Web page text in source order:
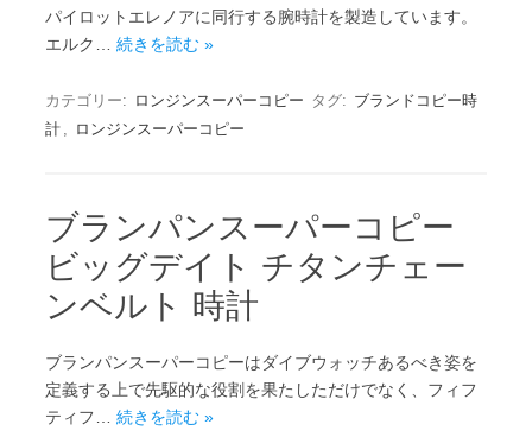
パイロットエレノアに同行する腕時計を製造しています。
エルク… 続きを読む »
カテゴリー: ロンジンスーパーコピー タグ: ブランドコピー時
計 , ロンジンスーパーコピー
ブランパンスーパーコピー
ビッグデイト チタンチェー
ンベルト 時計
ブランパンスーパーコピーはダイブウォッチあるべき姿を
定義する上で先駆的な役割を果たしただけでなく、フィフ
ティフ… 続きを読む »